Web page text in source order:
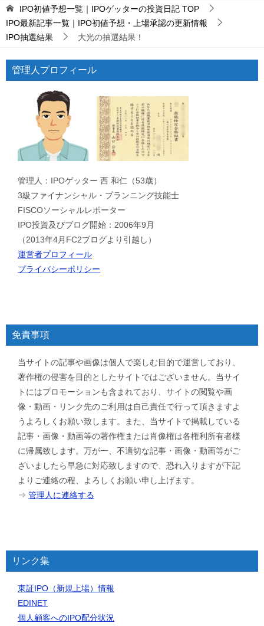
IPO初値予想一覧｜IPOゲッターの投資日記 TOP
IPO最新記事一覧｜IPO初値予想・上場承認の更新情報
IPO抽選結果
大光の抽選結果！
管理人プロフィール
管理人：IPOゲッター 西 和仁（53歳）
3級ファイナンシャル・プランニング技能士
FISCOソーシャルレポーター
IPO投資及びブログ開始：2006年9月
（2013年4月FC2ブログより引越し）
運営者プロフィール
プライバシーポリシー
免責事項
当サイトの記事や画像は個人で楽しむ目的で運営しており、
著作権の侵害を目的としたサイトではございません。当サイ
トにはプロモーションも含まれており、サイトの閲覧や画
像・動画・リンク先のご利用は自己責任で行って頂きますよ
うよろしくお願い致します。また、当サイトで掲載している
記事・画像・動画等の著作権または肖像権は各権利所有者様
に帰属致します。万が一、不適切な記事・画像・動画等がご
ざいましたら早急に対応致しますので、恐れ入りますが下記
よりご連絡の程、よろしくお願い申し上げます。
⇒ 管理人に連絡する
リンク集
東証IPO（新規上場）情報
EDINET
個人顧客へのIPO配分状況